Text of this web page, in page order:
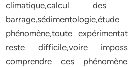
climatique,calcul des
phénomène,toute
reste difficile,voire
comprendre ces